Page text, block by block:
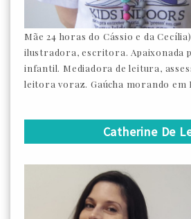
Mãe 24 horas do Cássio e da
ilustradora, escritora. Apaixonada
infantil. Mediadora de leitura,
leitora voraz. Gaúcha morando em
Catherine De